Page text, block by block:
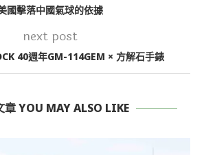
國擊落中國氣球的依據
next post
40週年GM-114GEM × 方解石手錶
章 YOU MAY ALSO LIKE